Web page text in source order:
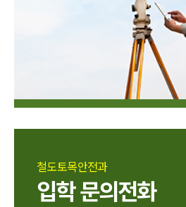
철도토목안전과
입학 문의전화